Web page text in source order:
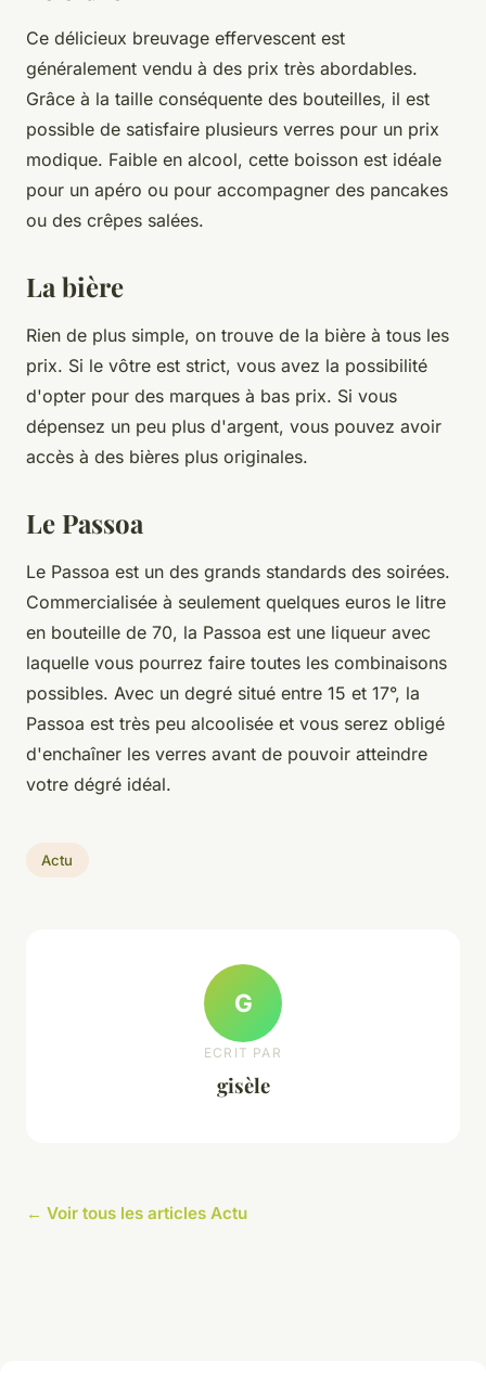
Ce délicieux breuvage effervescent est
généralement vendu à des prix très abordables.
Grâce à la taille conséquente des bouteilles, il est
possible de satisfaire plusieurs verres pour un prix
modique. Faible en alcool, cette boisson est idéale
pour un apéro ou pour accompagner des pancakes
ou des crêpes salées.
La bière
Rien de plus simple, on trouve de la bière à tous les
prix. Si le vôtre est strict, vous avez la possibilité
d'opter pour des marques à bas prix. Si vous
dépensez un peu plus d'argent, vous pouvez avoir
accès à des bières plus originales.
Le Passoa
Le Passoa est un des grands standards des soirées.
Commercialisée à seulement quelques euros le litre
en bouteille de 70, la Passoa est une liqueur avec
laquelle vous pourrez faire toutes les combinaisons
possibles. Avec un degré situé entre 15 et 17°, la
Passoa est très peu alcoolisée et vous serez obligé
d'enchaîner les verres avant de pouvoir atteindre
votre dégré idéal.
Actu
G
ECRIT PAR
gisèle
← Voir tous les articles Actu